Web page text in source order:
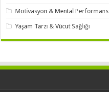
Motivasyon & Mental Performans
Yaşam Tarzı & Vücut Sağlığı